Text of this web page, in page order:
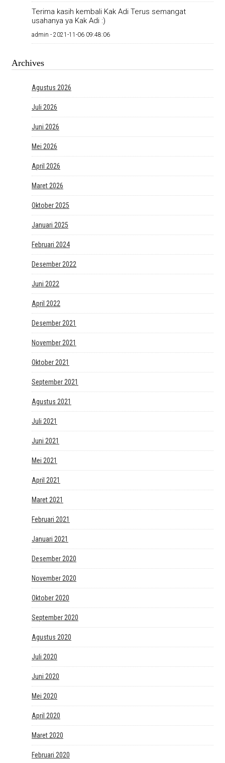
Terima kasih kembali Kak Adi Terus semangat
usahanya ya Kak Adi :)
admin - 2021-11-06 09:48:06
Archives
Agustus 2026
Juli 2026
Juni 2026
Mei 2026
April 2026
Maret 2026
Oktober 2025
Januari 2025
Februari 2024
Desember 2022
Juni 2022
April 2022
Desember 2021
November 2021
Oktober 2021
September 2021
Agustus 2021
Juli 2021
Juni 2021
Mei 2021
April 2021
Maret 2021
Februari 2021
Januari 2021
Desember 2020
November 2020
Oktober 2020
September 2020
Agustus 2020
Juli 2020
Juni 2020
Mei 2020
April 2020
Maret 2020
Februari 2020